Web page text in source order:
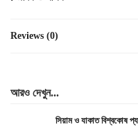
Reviews (0)
আরও দেখুন...
সিয়াম ও যাকাত বিশ্বকোষ